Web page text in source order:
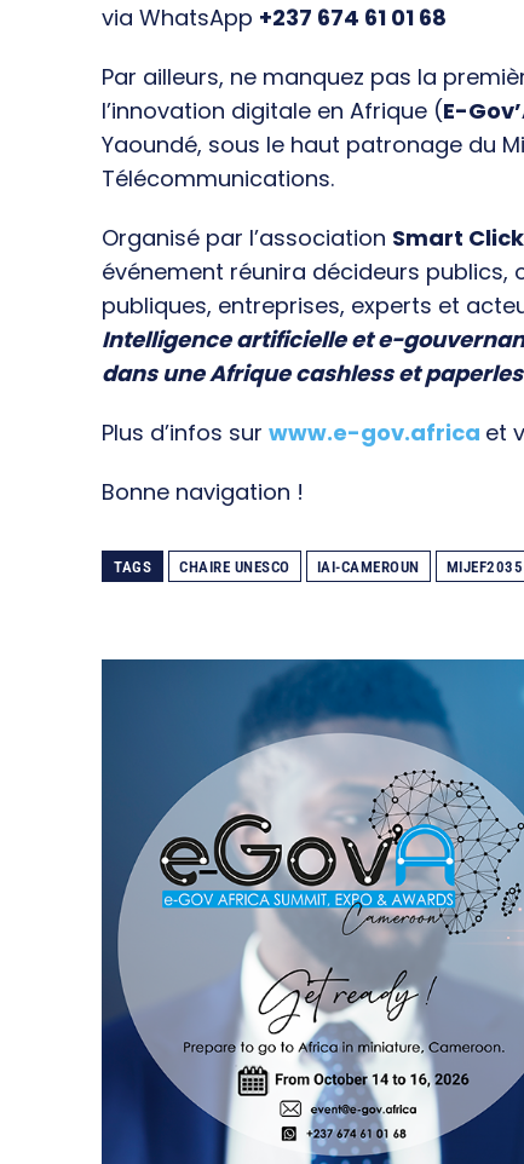
via WhatsApp +237 674 61 01 68
Par ailleurs, ne manquez pas la
l’innovation digitale en Afrique (E-
Yaoundé, sous le haut patronage du
Télécommunications.
Organisé par l’association Smart
événement réunira décideurs
publiques, entreprises, experts et
Intelligence artificielle et e-
dans une Afrique cashless et
Plus d’infos sur www.e-gov.africa et
Bonne navigation !
TAGS CHAIRE UNESCO IAI-CAMEROUN MIJEF2035